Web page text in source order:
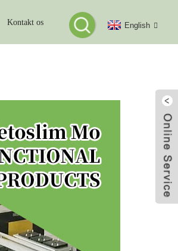
Kontakt os English